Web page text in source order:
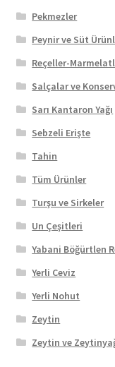
Pekmezler
Peynir ve Süt
Reçeller-
Salçalar ve
Sarı Kantaron Yağı
Sebzeli Erişte
Tahin
Tüm Ürünler
Turşu ve Sirkeler
Un Çeşitleri
Yabani Böğürtlen
Yerli Ceviz
Yerli Nohut
Zeytin
Zeytin ve